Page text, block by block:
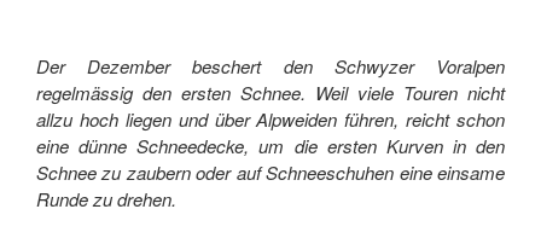
Der Dezember beschert den Schwyzer Voralpen
regelmässig den ersten Schnee. Weil viele Touren nicht
allzu hoch liegen und über Alpweiden führen, reicht schon
eine dünne Schneedecke, um die ersten Kurven in den
Schnee zu zaubern oder auf Schneeschuhen eine einsame
Runde zu drehen.